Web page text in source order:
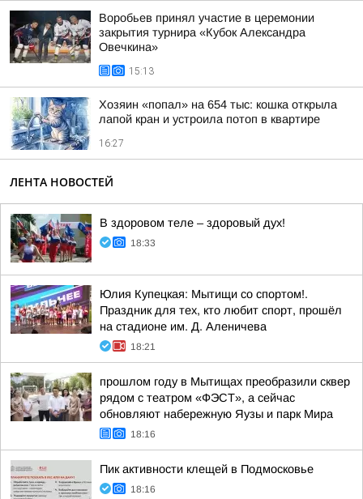
Воробьев принял участие в церемонии
закрытия турнира «Кубок Александра
Овечкина»
15:13
Хозяин «попал» на 654 тыс: кошка открыла
лапой кран и устроила потоп в квартире
16:27
ЛЕНТА НОВОСТЕЙ
В здоровом теле – здоровый дух!
18:33
Юлия Купецкая: Мытищи со спортом!.
Праздник для тех, кто любит спорт, прошёл
на стадионе им. Д. Аленичева
18:21
прошлом году в Мытищах преобразили сквер
рядом с театром «ФЭСТ», а сейчас
обновляют набережную Яузы и парк Мира
18:16
Пик активности клещей в Подмосковье
18:16